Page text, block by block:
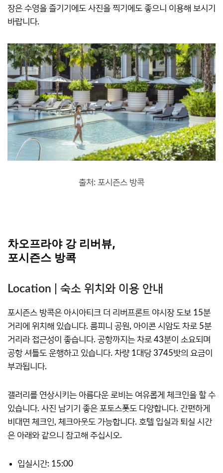
장은 수영을 즐기기에도 사진을 찍기에도 좋으니 이용해 보시기
바랍니다.
출처: 포시즌스 방콕
차오프라야 강 리버뷰,
포시즌스 방콕
Location | 숙소 위치와 이용 안내
포시즌스 방콕은 아시아티크 더 리버프론트 야시장 도보 15분
거리에 위치해 있습니다. 룸피니 공원, 아이콘 시암도 차로 5분
거리라 접근성이 좋습니다. 공항까지는 차로 43분이 소요되며
공항 셔틀도 운행하고 있습니다. 차량 1대당 3745밧의 요금이
부과됩니다.
갤러리를 연상시키는 아름다운 로비는 여유롭게 체크인을 할 수
있습니다. 사진 남기기 좋은 포토스폿도 다양합니다. 간편하게
비대면 체크인, 체크아웃도 가능합니다. 호텔 입실과 퇴실 시간
은 아래와 같으니 참고해 주십시오.
입실시간: 15:00